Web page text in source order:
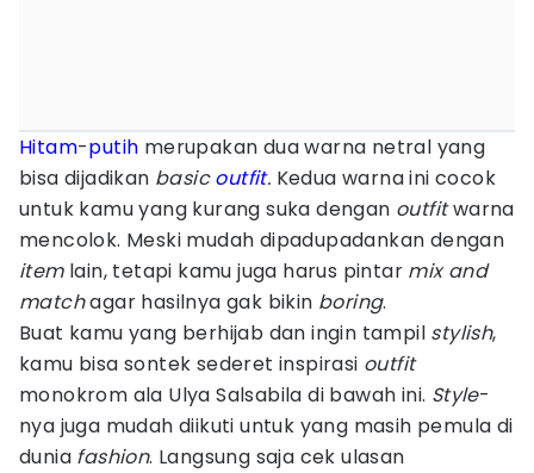
Hitam-putih merupakan dua warna netral yang
bisa dijadikan basicoutfit. Kedua warna ini cocok
untuk kamu yang kurang suka dengan outfitwarna
mencolok. Meski mudah dipadupadankan dengan
itemlain, tetapi kamu juga harus pintar mix and
matchagar hasilnya gak bikin boring.
Buat kamu yang berhijab dan ingin tampil stylish,
kamu bisa sontek sederet inspirasi outfit
monokrom ala Ulya Salsabila di bawah ini. Style-
nya juga mudah diikuti untuk yang masih pemula di
dunia fashion. Langsung saja cek ulasan